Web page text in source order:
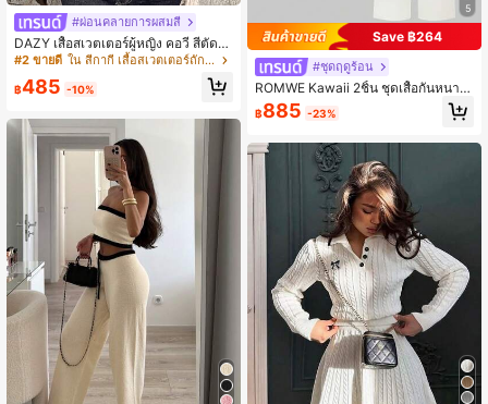
#ผ่อนคลายการผสมสี
DAZY เสื้อสเวตเตอร์ผู้หญิง คอวี สีตัดกั
น
#2 ขายดี ใน สีกากี เสื้อสเวตเตอร์ถักเนื้อนุ่ม
฿485 -10%
5
Save ฿264
#ชุดฤดูร้อน
ROMWE Kawaii 2ชิ้น ชุดเสื้อกันหนาว
ถักอกช่อง คอวี สายลูกไม้ กางเกงขากว้
าง หลวม ชุดลำลอง สบายๆ สำหรับใส่อ
฿885 -23%